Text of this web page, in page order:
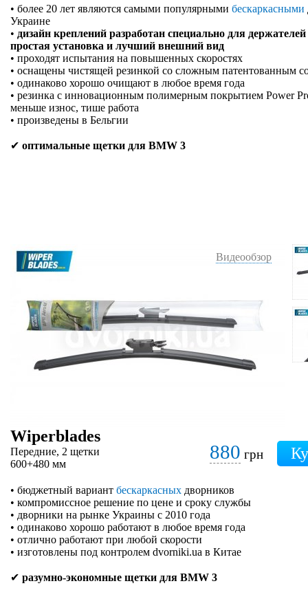
• более 20 лет являются самыми популярными бескаркасными
Украине
• дизайн креплений разработан специально для
простая установка и лучший внешний вид
• проходят испытания на повышенных скоростях
• оснащены чистящей резинкой со сложным патентованным
• одинаково хорошо очищают в любое время года
• резинка с инновационным полимерным покрытием Power
меньше износ, тише работа
• произведены в Бельгии
✔ оптимальные щетки для BMW 3
Видеообзор
Wiperblades
Передние, 2 щетки
600+480 мм
880 грн
• бюджетный вариант бескаркасных дворников
• компромиссное решение по цене и сроку службы
• дворники на рынке Украины с 2010 года
• одинаково хорошо работают в любое время года
• отлично работают при любой скорости
• изготовлены под контролем dvorniki.ua в Китае
✔ разумно-экономные щетки для BMW 3